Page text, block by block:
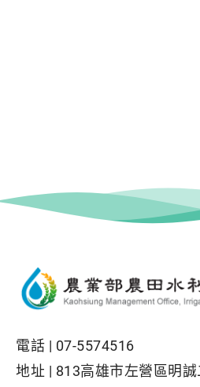
電話 | 07-5574516
地址 | 813高雄市左營區明